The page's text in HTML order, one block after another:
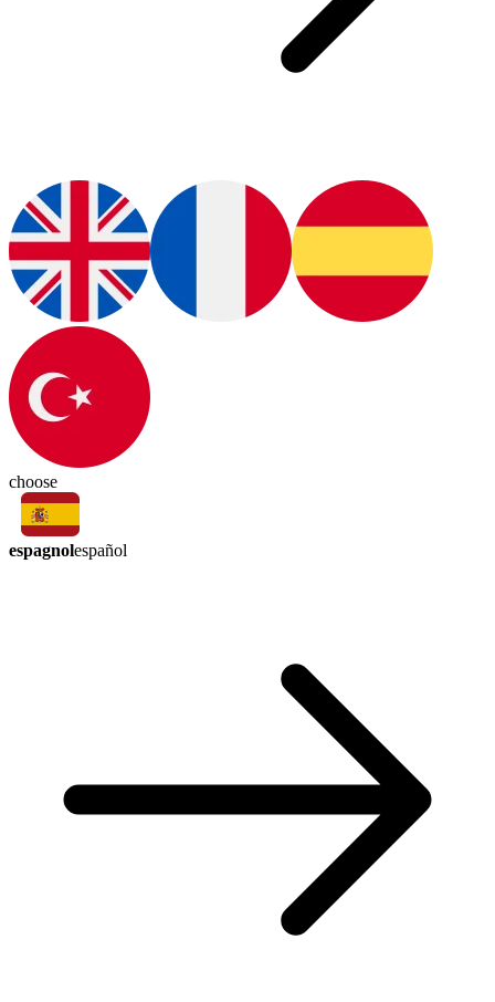
choose
espagnolespañol